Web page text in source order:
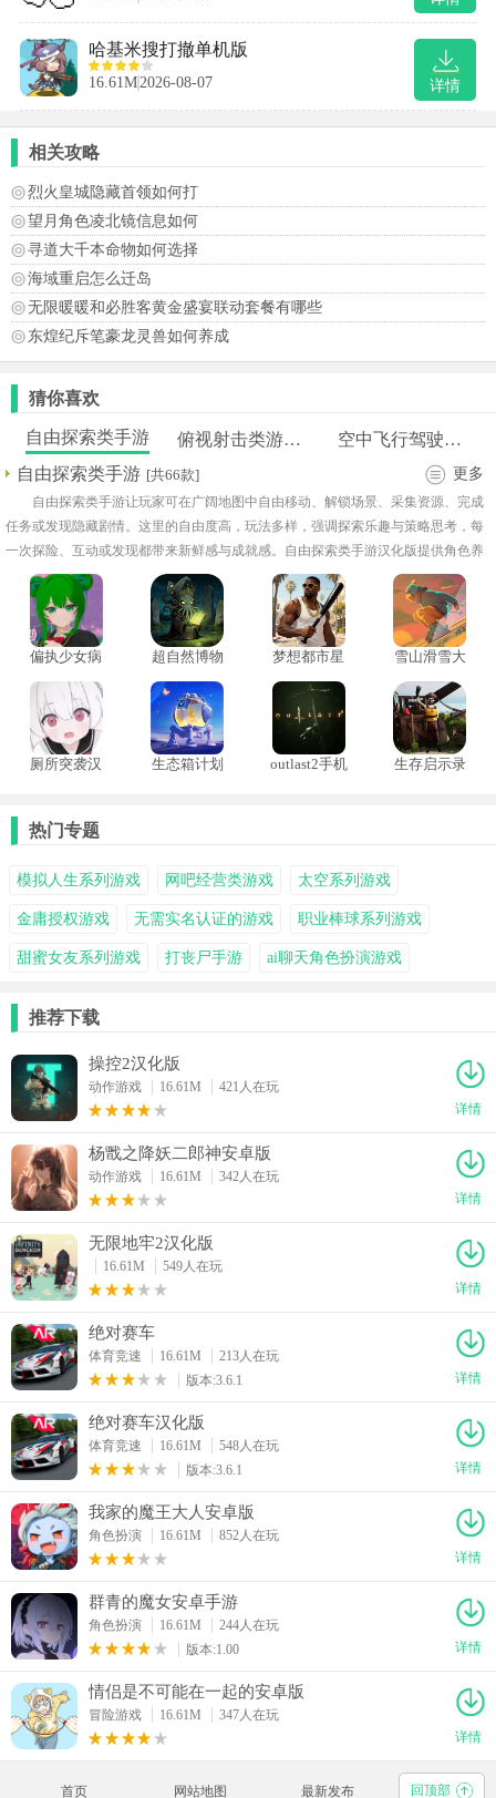
详情
哈基米搜打撤单机版
16.61M2026-08-07
相关攻略
烈火皇城隐藏首领如何打
望月角色凌北镜信息如何
寻道大千本命物如何选择
海域重启怎么迁岛
无限暖暖和必胜客黄金盛宴联动套餐有哪些
东煌纪斥笔豪龙灵兽如何养成
猜你喜欢
自由探索类手游 俯视射击类游戏大全
空中飞行驾驶模拟器
自由探索类手游 [共66款] 更多
自由探索类手游让玩家可在广阔地图中自由移动、解锁场景、采集资源、完成
任务或发现隐藏剧情。这里的自由度高，玩法多样，强调探索乐趣与策略思考，每
一次探险、互动或发现都带来新鲜感与成就感。自由探索类手游汉化版提供角色养
成、技能升级、建造系统及多人协作模式，画面精美，场景细腻，音效和环境渲染
增强沉浸感。
偏执少女病
超自然博物
梦想都市星
雪山滑雪大
厕所突袭汉
生态箱计划
outlast2手机
生存启示录
热门专题
模拟人生系列游戏 网吧经营类游戏 太空系列游戏
金庸授权游戏 无需实名认证的游戏 职业棒球系列游戏
甜蜜女友系列游戏 打丧尸手游 ai聊天角色扮演游戏
推荐下载
操控2汉化版
动作游戏 16.61M
421人在玩
详情
杨戬之降妖二郎神安卓版
动作游戏 16.61M
342人在玩
详情
无限地牢2汉化版
16.61M
549人在玩
详情
绝对赛车
体育竞速 16.61M
213人在玩
版本:3.6.1
详情
绝对赛车汉化版
体育竞速 16.61M
548人在玩
版本:3.6.1
详情
我家的魔王大人安卓版
角色扮演 16.61M
852人在玩
详情
群青的魔女安卓手游
角色扮演 16.61M
244人在玩
版本:1.00
详情
情侣是不可能在一起的安卓版
冒险游戏 16.61M
347人在玩
详情
首页 网站地图 最新发布 回顶部